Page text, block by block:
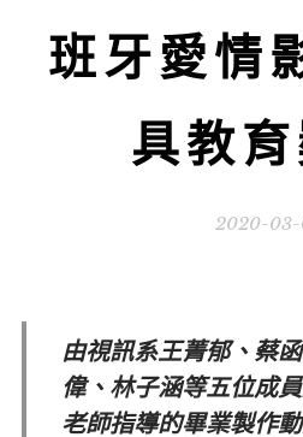
班牙愛情
具教育
2020-
由視訊系王菁郁、蔡
偉、林子涵等五位成
老師指導的畢業製作